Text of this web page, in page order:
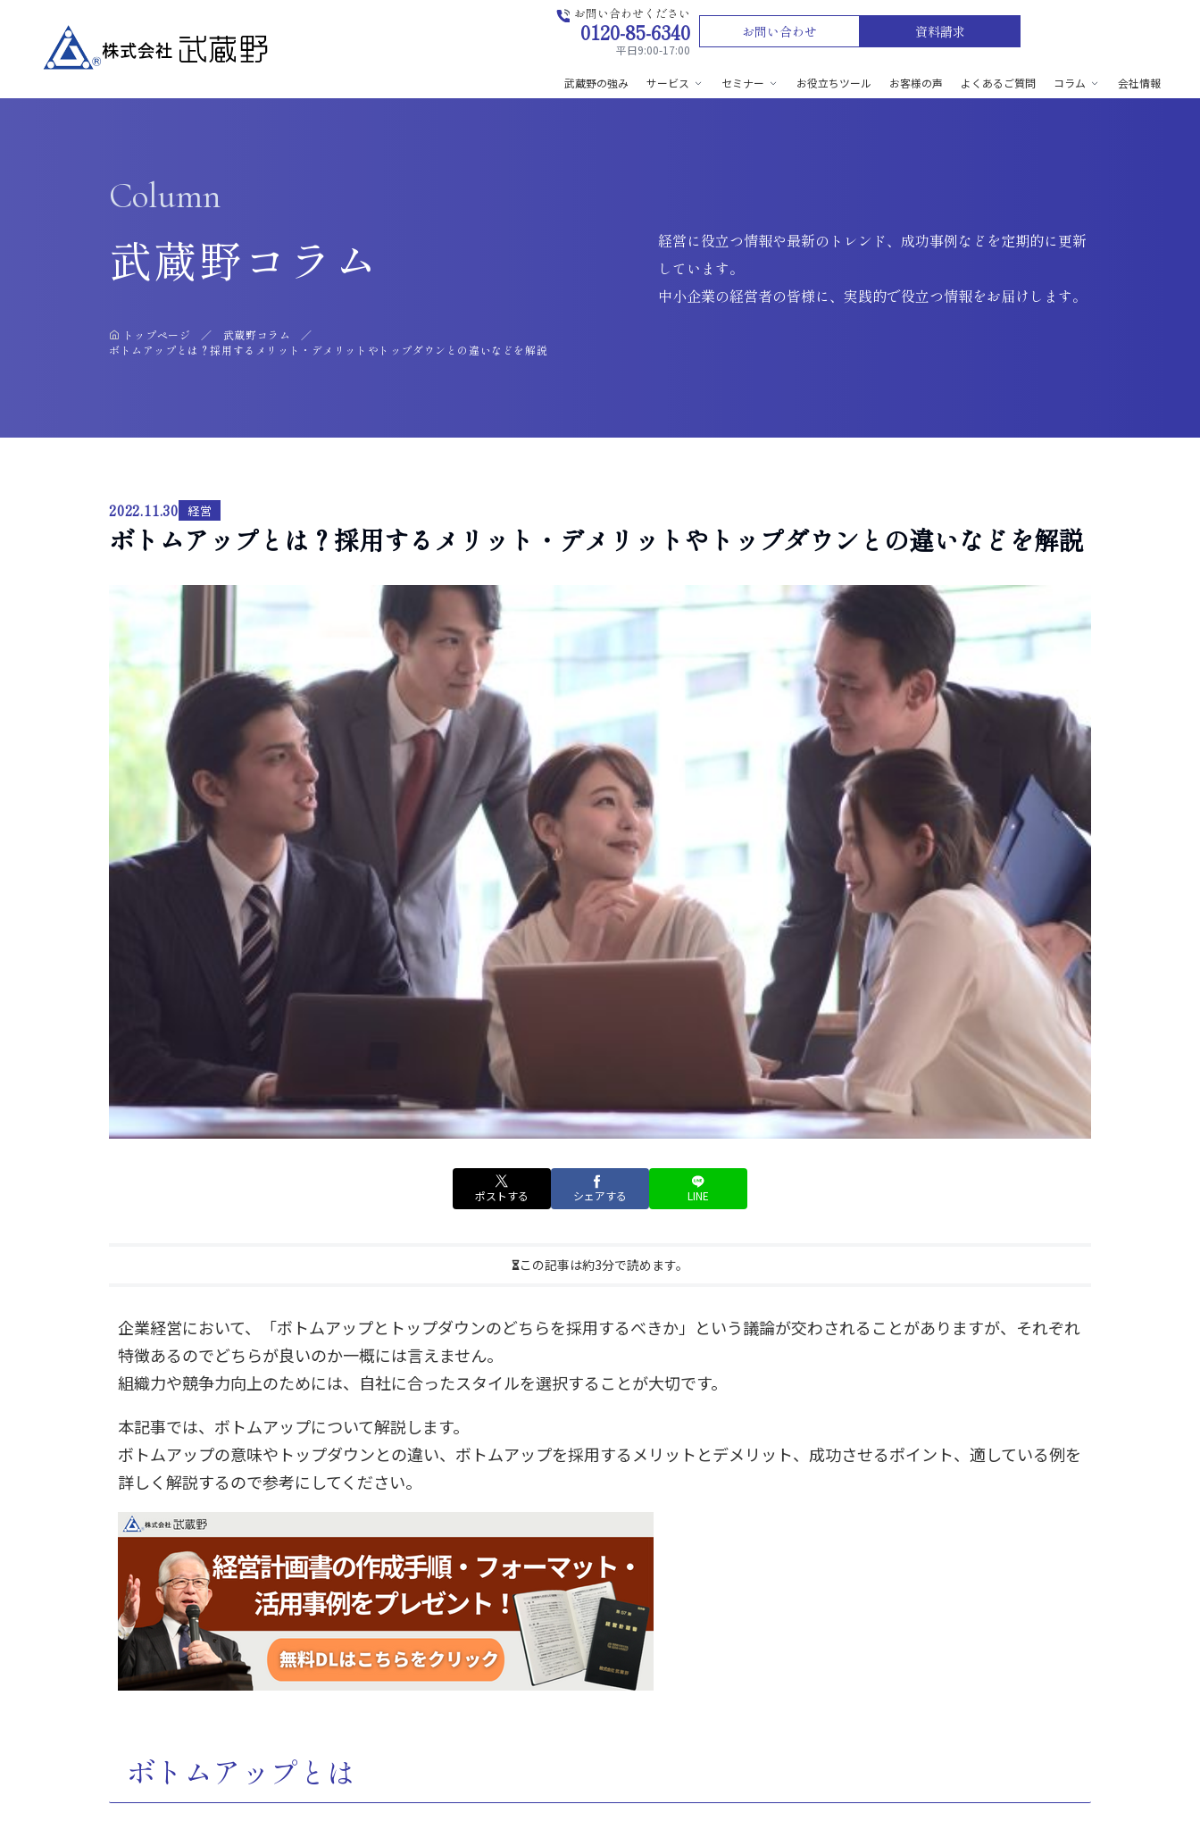
お問い合わせください
0120-85-6340
平日9:00-17:00
お問い合わせ 資料請求
武蔵野の強み サービス セミナー お役立ちツール お客様の声 よくあるご質問 コラム 会社情報
Column
武蔵野コラム
トップページ
武蔵野コラム
ボトムアップとは？採用するメリット・デメリットやトップダウンとの違いなどを解説
経営に役立つ情報や最新のトレンド、成功事例などを定期的に更新
しています。
中小企業の経営者の皆様に、実践的で役立つ情報をお届けします。
2022.11.30 経営
ボトムアップとは？採用するメリット・デメリットやトップダウンとの違いなどを解説
ポストする シェアする LINE
この記事は約3分で読めます。
企業経営において、「ボトムアップとトップダウンのどちらを採用するべきか」という議論が交わされることがありますが、それぞれ
特徴あるのでどちらが良いのか一概には言えません。
組織力や競争力向上のためには、自社に合ったスタイルを選択することが大切です。
本記事では、ボトムアップについて解説します。
ボトムアップの意味やトップダウンとの違い、ボトムアップを採用するメリットとデメリット、成功させるポイント、適している例を
詳しく解説するので参考にしてください。
ボトムアップとは